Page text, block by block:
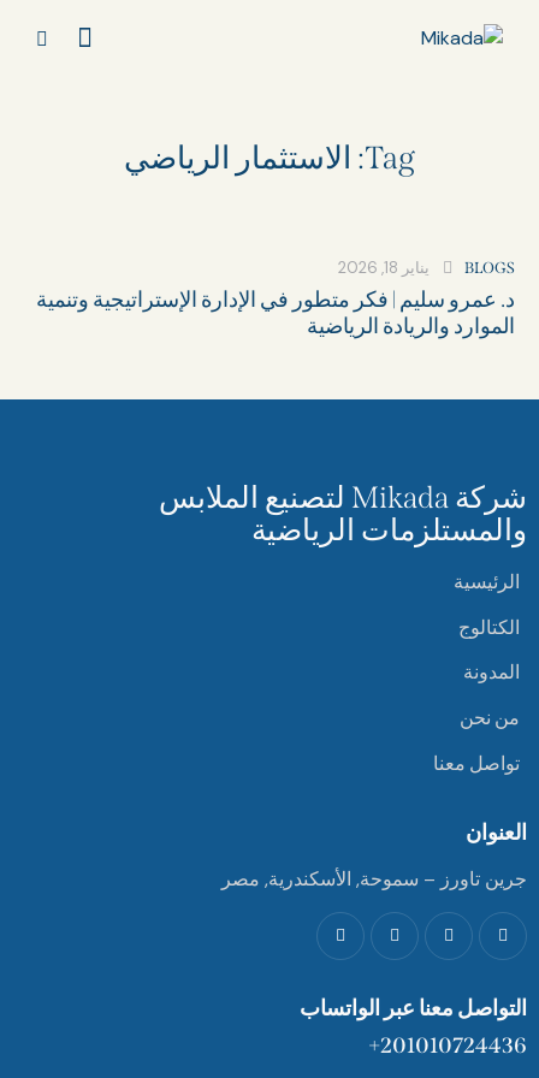
Tag: الاستثمار الرياضي
BLOGS يناير 18, 2026
د. عمرو سليم | فكر متطور في الإدارة الإستراتيجية وتنمية
الموارد والريادة الرياضية
شركة Mikada لتصنيع الملابس
والمستلزمات الرياضية
الرئيسية
الكتالوج
المدونة
من نحن
تواصل معنا
العنوان
جرين تاورز – سموحة, الأسكندرية, مصر
التواصل معنا عبر الواتساب
201010724436+